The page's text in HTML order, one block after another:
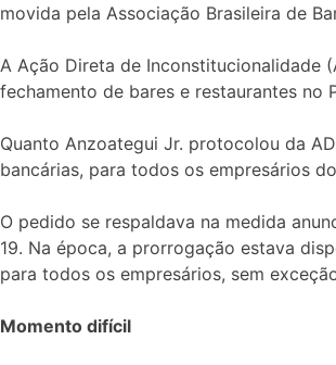
movida pela Associação Brasileira de
A Ação Direta de Inconstitucionalidade
fechamento de bares e restaurantes no
Quanto Anzoategui Jr. protocolou da
bancárias, para todos os empresários
O pedido se respaldava na medida
19. Na época, a prorrogação estava
para todos os empresários, sem
Momento difícil